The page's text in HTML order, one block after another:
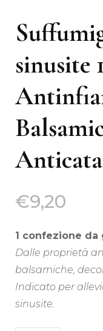
sinusite
€9,20
1 confezione da
Dalle proprietà
balsamiche,
Indicato per
sinusite.